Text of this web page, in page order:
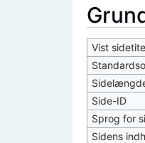
Vist
Side-ID
Sprog for
Sidens